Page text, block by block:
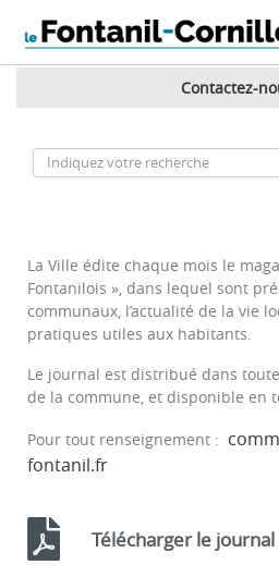
Contactez-
La Ville édite chaque mois le
Fontanilois », dans lequel sont
communaux, l’actualité de la vie
pratiques utiles aux habitants.
Le journal est distribué dans
de la commune, et disponible en
Pour tout renseignement :
fontanil.fr
Télécharger le